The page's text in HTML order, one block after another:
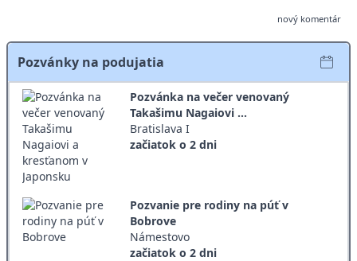
nový komentár
Pozvánky na podujatia
Pozvánka na večer venovaný
Takašimu Nagaiovi ...
Bratislava I
začiatok o 2 dni
Pozvanie pre rodiny na púť v
Bobrove
Námestovo
začiatok o 2 dni